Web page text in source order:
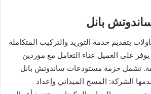
بانل
بتقديم خدمة التوريد والتركيب المتكاملة
على العميل عناء التعامل مع موردين
تشمل حزمة مستودعات ساندوتش بانل
الشركة: المسح الميداني وإعداد